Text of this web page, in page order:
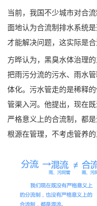
当前，我国不少城市对合
面地认为合流制排水系统
才能解决问题，这实际是
方晔认为，黑臭水体治理
把雨污分流的污水、雨水
体化。污水管走的是稀释
管渠入河。他提出，现在
严格意义上的合流制，都
根源在管理，不考虑管养的